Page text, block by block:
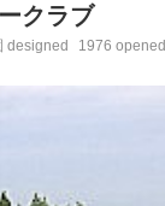
クラブ
designed 1976 opened